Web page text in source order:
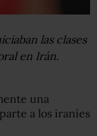
las clases
en Irán.
una
a los iraníes